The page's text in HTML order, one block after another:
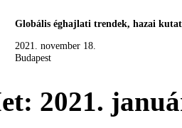
Globális éghajlati trendek, hazai
2021. november 18.
Budapest
2021.